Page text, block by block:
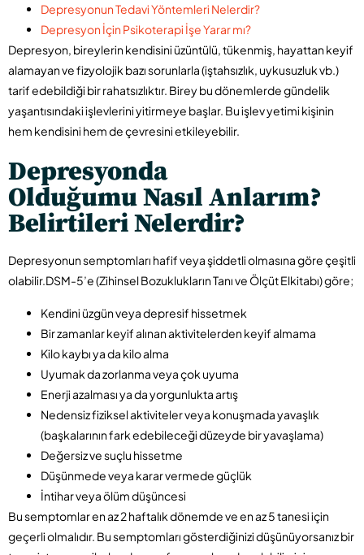
Depresyonun Tedavi Yöntemleri Nelerdir?
Depresyon İçin Psikoterapi İşe Yarar mı?
Depresyon, bireylerin kendisini üzüntülü, tükenmiş, hayattan keyif
alamayan ve fizyolojik bazı sorunlarla (iştahsızlık, uykusuzluk vb.)
tarif edebildiği bir rahatsızlıktır. Birey bu dönemlerde gündelik
yaşantısındaki işlevlerini yitirmeye başlar. Bu işlev yetimi kişinin
hem kendisini hem de çevresini etkileyebilir.
Depresyonda
OlduğumuNasıl Anlarım?
Belirtileri Nelerdir?
Depresyonun semptomları hafif veya şiddetli olmasına göre çeşitli
olabilir.DSM-5’e (Zihinsel Bozuklukların Tanı ve Ölçüt Elkitabı) göre;
Kendini üzgün veya depresif hissetmek
Bir zamanlar keyif alınan aktivitelerden keyif almama
Kilo kaybı ya da kilo alma
Uyumak da zorlanma veya çok uyuma
Enerji azalması ya da yorgunlukta artış
Nedensiz fiziksel aktiviteler veya konuşmada yavaşlık
(başkalarının fark edebileceği düzeyde bir yavaşlama)
Değersiz ve suçlu hissetme
Düşünmede veya karar vermede güçlük
İntihar veya ölüm düşüncesi
Bu semptomlar en az 2 haftalık dönemde ve en az 5 tanesi için
geçerli olmalıdır. Bu semptomları gösterdiğinizi düşünüyorsanız bir